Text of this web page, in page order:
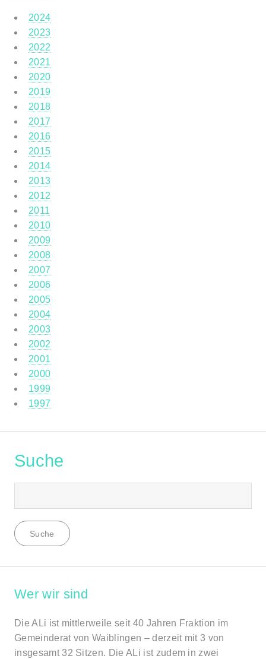
2024
2023
2022
2021
2020
2019
2018
2017
2016
2015
2014
2013
2012
2011
2010
2009
2008
2007
2006
2005
2004
2003
2002
2001
2000
1999
1997
Suche
Wer wir sind
Die ALi ist mittlerweile seit 40 Jahren Fraktion im
Gemeinderat von Waiblingen – derzeit mit 3 von
insgesamt 32 Sitzen. Die ALi ist zudem in zwei